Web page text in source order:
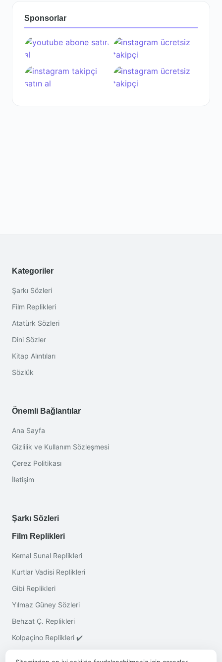
Sponsorlar
Kategoriler
Şarkı Sözleri
Film Replikleri
Atatürk Sözleri
Dini Sözler
Kitap Alıntıları
Sözlük
Önemli Bağlantılar
Ana Sayfa
Gizlilik ve Kullanım Sözleşmesi
Çerez Politikası
İletişim
Şarkı Sözleri
Film Replikleri
Kemal Sunal Replikleri
Kurtlar Vadisi Replikleri
Gibi Replikleri
Yılmaz Güney Sözleri
Behzat Ç. Replikleri
Kolpaçino Replikleri ✔️